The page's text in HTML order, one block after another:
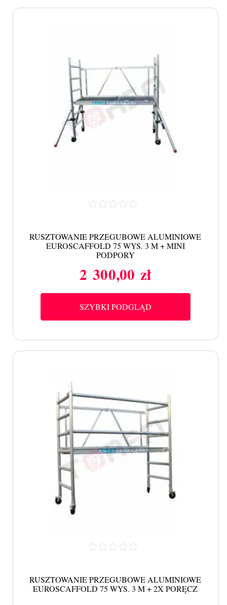
RUSZTOWANIE PRZEGUBOWE ALUMINIOWE
EUROSCAFFOLD 75 WYS. 3 M + MINI
PODPORY
Cena
2 300,00 zł
SZYBKI PODGLĄD
RUSZTOWANIE PRZEGUBOWE ALUMINIOWE
EUROSCAFFOLD 75 WYS. 3 M + 2X PORĘCZ